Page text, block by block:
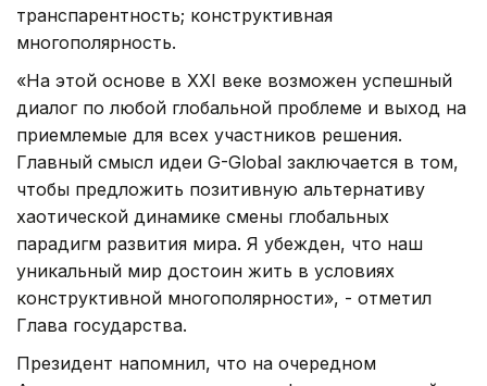
транспарентность; конструктивная
многополярность.
«На этой основе в ХХI веке возможен успешный
диалог по любой глобальной проблеме и выход на
приемлемые для всех участников решения.
Главный смысл идеи G-Global заключается в том,
чтобы предложить позитивную альтернативу
хаотической динамике смены глобальных
парадигм развития мира. Я убежден, что наш
уникальный мир достоин жить в условиях
конструктивной многополярности», - отметил
Глава государства.
Президент напомнил, что на очередном